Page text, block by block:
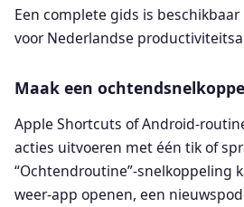
Een complete gids is
voor Nederlandse
Maak een
Apple Shortcuts of Android-
acties uitvoeren met één tik of
“Ochtendroutine”-snelkoppeling
weer-app openen, een